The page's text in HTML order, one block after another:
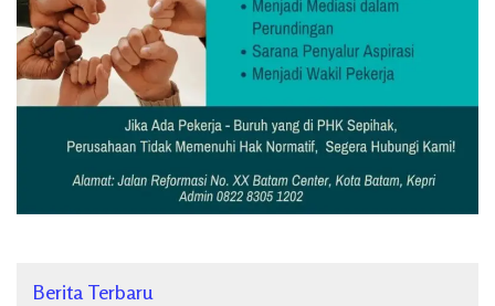
Berita Terbaru